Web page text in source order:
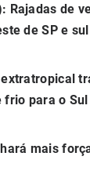
Rajadas de
de SP e sul
para o
mais